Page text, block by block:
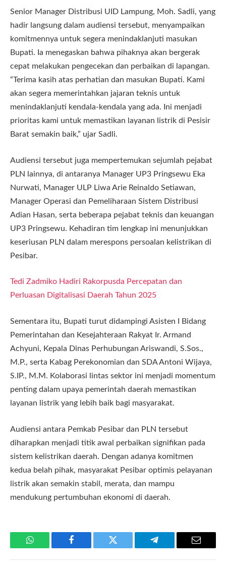
Senior Manager Distribusi UID Lampung, Moh. Sadli, yang
hadir langsung dalam audiensi tersebut, menyampaikan
komitmennya untuk segera menindaklanjuti masukan
Bupati. Ia menegaskan bahwa pihaknya akan bergerak
cepat melakukan pengecekan dan perbaikan di lapangan.
“Terima kasih atas perhatian dan masukan Bupati. Kami
akan segera memerintahkan jajaran teknis untuk
menindaklanjuti kendala-kendala yang ada. Ini menjadi
prioritas kami untuk memastikan layanan listrik di Pesisir
Barat semakin baik,” ujar Sadli.
Audiensi tersebut juga mempertemukan sejumlah pejabat
PLN lainnya, di antaranya Manager UP3 Pringsewu Eka
Nurwati, Manager ULP Liwa Arie Reinaldo Setiawan,
Manager Operasi dan Pemeliharaan Sistem Distribusi
Adian Hasan, serta beberapa pejabat teknis dan keuangan
UP3 Pringsewu. Kehadiran tim lengkap ini menunjukkan
keseriusan PLN dalam merespons persoalan kelistrikan di
Pesibar.
Tedi Zadmiko Hadiri Rakorpusda Percepatan dan
Perluasan Digitalisasi Daerah Tahun 2025
Sementara itu, Bupati turut didampingi Asisten I Bidang
Pemerintahan dan Kesejahteraan Rakyat Ir. Armand
Achyuni, Kepala Dinas Perhubungan Ariswandi, S.Sos.,
M.P., serta Kabag Perekonomian dan SDA Antoni Wijaya,
S.IP., M.M. Kolaborasi lintas sektor ini menjadi momentum
penting dalam upaya pemerintah daerah memastikan
layanan listrik yang lebih baik bagi masyarakat.
Audiensi antara Pemkab Pesibar dan PLN tersebut
diharapkan menjadi titik awal perbaikan signifikan pada
sistem kelistrikan daerah. Dengan adanya komitmen
kedua belah pihak, masyarakat Pesibar optimis pelayanan
listrik akan semakin stabil, merata, dan mampu
mendukung pertumbuhan ekonomi di daerah.
WhatsApp Facebook Twitter Telegram Email